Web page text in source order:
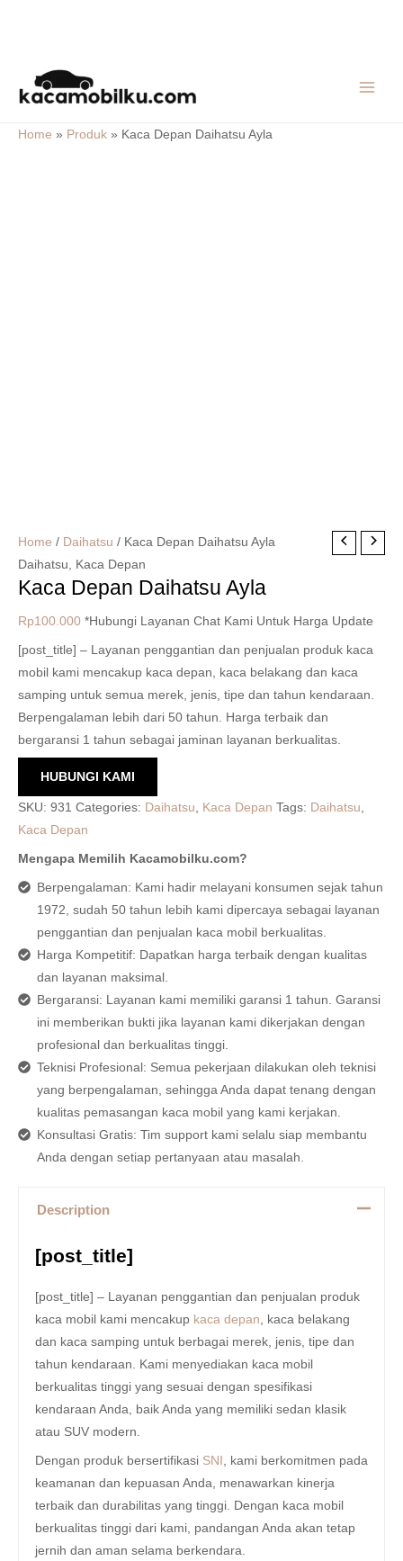
content
Home » Produk » Kaca Depan Daihatsu Ayla
Home / Daihatsu / Kaca Depan Daihatsu Ayla
Daihatsu, Kaca Depan
Kaca Depan Daihatsu Ayla
Rp100.000 *Hubungi Layanan Chat Kami Untuk Harga Update
[post_title] – Layanan penggantian dan penjualan produk kaca
mobil kami mencakup kaca depan, kaca belakang dan kaca
samping untuk semua merek, jenis, tipe dan tahun kendaraan.
Berpengalaman lebih dari 50 tahun. Harga terbaik dan
bergaransi 1 tahun sebagai jaminan layanan berkualitas.
HUBUNGI KAMI
SKU: 931 Categories: Daihatsu, Kaca Depan Tags: Daihatsu,
Kaca Depan
Mengapa Memilih Kacamobilku.com?
Berpengalaman: Kami hadir melayani konsumen sejak tahun
1972, sudah 50 tahun lebih kami dipercaya sebagai layanan
penggantian dan penjualan kaca mobil berkualitas.
Harga Kompetitif: Dapatkan harga terbaik dengan kualitas
dan layanan maksimal.
Bergaransi: Layanan kami memiliki garansi 1 tahun. Garansi
ini memberikan bukti jika layanan kami dikerjakan dengan
profesional dan berkualitas tinggi.
Teknisi Profesional: Semua pekerjaan dilakukan oleh teknisi
yang berpengalaman, sehingga Anda dapat tenang dengan
kualitas pemasangan kaca mobil yang kami kerjakan.
Konsultasi Gratis: Tim support kami selalu siap membantu
Anda dengan setiap pertanyaan atau masalah.
Description
[post_title]
[post_title] – Layanan penggantian dan penjualan produk
kaca mobil kami mencakup kaca depan , kaca belakang
dan kaca samping untuk berbagai merek, jenis, tipe dan
tahun kendaraan. Kami menyediakan kaca mobil
berkualitas tinggi yang sesuai dengan spesifikasi
kendaraan Anda, baik Anda yang memiliki sedan klasik
atau SUV modern.
Dengan produk bersertifikasi SNI
, kami berkomitmen pada
keamanan dan kepuasan Anda, menawarkan kinerja
terbaik dan durabilitas yang tinggi. Dengan kaca mobil
berkualitas tinggi dari kami, pandangan Anda akan tetap
jernih dan aman selama berkendara.